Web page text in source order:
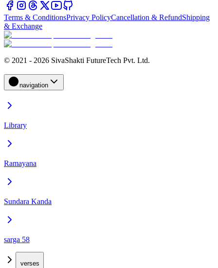
Terms & ConditionsPrivacy PolicyCancellation & RefundShipping
& Exchange
© 2021 - 2026 SivaShakti FutureTech Pvt. Ltd.
navigation
Library
Ramayana
Sundara Kanda
sarga 58
verses